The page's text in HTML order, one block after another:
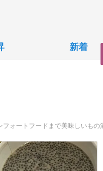
新着
ォートフードまで美味しいもの